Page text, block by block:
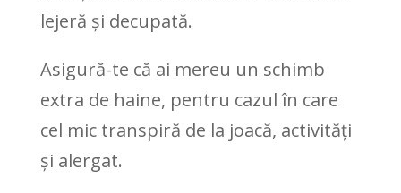
lejeră și decupată.
Asigură-te că ai mereu un schimb
extra de haine, pentru cazul în care
cel mic transpiră de la joacă, activități
și alergat.